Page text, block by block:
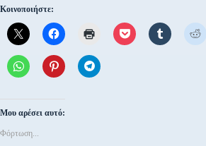
Κοινοποιήστε:
Μου αρέσει αυτό:
Φόρτωση...